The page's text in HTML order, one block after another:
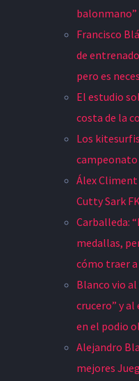
balonmano”
Francisco
de
pero es
El estudio
costa de la
Los
campeonato
Álex
Cutty Sark
Carballeda:
medallas,
cómo traer a
Blanco vio
crucero” y
en el podio
Alejandro
mejores